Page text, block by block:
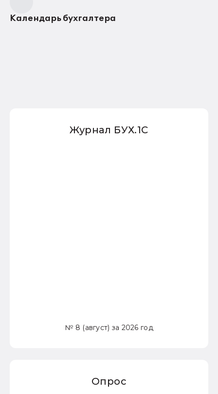
Календарь бухгалтера
Журнал БУХ.1С
№ 8 (август) за 2026 год
Опрос